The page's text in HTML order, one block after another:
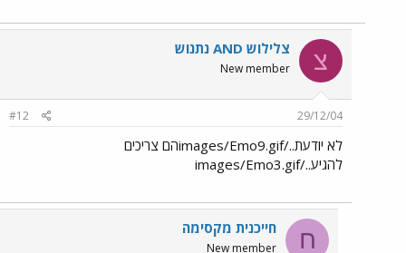
צ צלילוש AND נתנוש
New member
29/12/04
#12
לא יודעת../images/Emo9.gifהם צריכים
להגיע../images/Emo3.gif
ח חייכנית מקסימה
New member